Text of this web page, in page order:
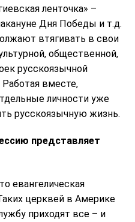
ленточка» –
Дня Победы и т.д.
втягивать в свои
общественной,
русскоязычной
вместе,
личности уже
русскоязычную жизнь.
представляет
евангелическая
церквей в Америке
приходят все – и